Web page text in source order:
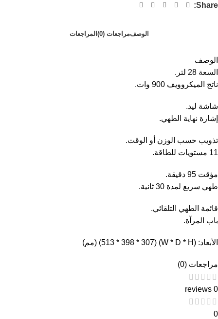
Share:
الوصفمراجعات (0) المراجعات
الوصف
السعة 28 لتر.
ناتج الميكروويف 900 وات.
شاشة ليد.
إشارة نهاية الطهي.
تذويب حسب الوزن أو الوقت.
11 مستويات للطاقة.
مؤقت 95 دقيقة.
طهي سريع لمدة 30 ثانية.
قائمة الطهي التلقائي.
باب المرآة.
الأبعاد: (W * D * H) (513 * 398 * 307) (مم)
مراجعات (0)
0 reviews
0